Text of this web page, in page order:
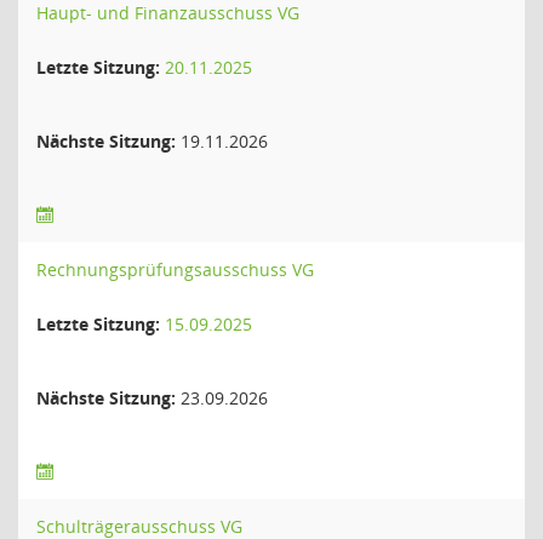
Haupt- und Finanzausschuss VG
Letzte Sitzung: 20.11.2025
Nächste Sitzung: 19.11.2026
Rechnungsprüfungsausschuss VG
Letzte Sitzung: 15.09.2025
Nächste Sitzung: 23.09.2026
Schulträgerausschuss VG